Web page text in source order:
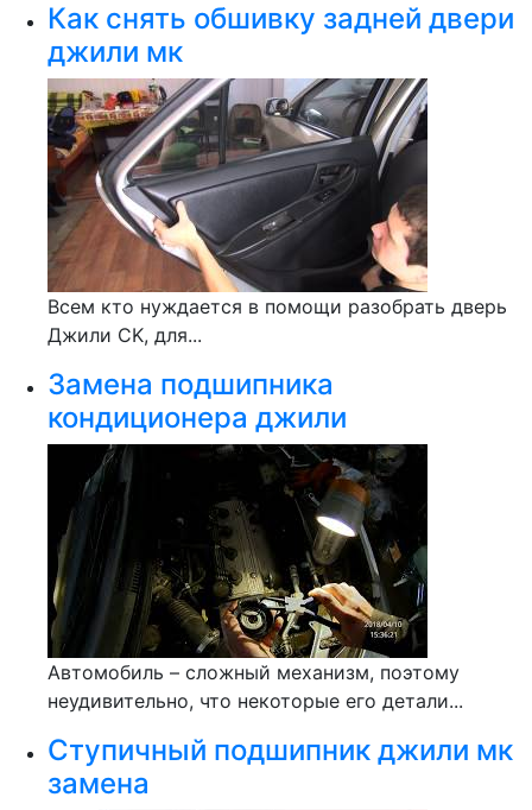
Как снять обшивку задней двери
джили мк
Всем кто нуждается в помощи разобрать дверь
Джили CK, для...
Замена подшипника
кондиционера джили
Автомобиль – сложный механизм, поэтому
неудивительно, что некоторые его детали...
Ступичный подшипник джили мк
замена